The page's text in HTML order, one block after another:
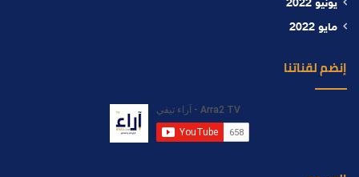
يونيو 2022
مايو 2022
إنضم لقناتنا